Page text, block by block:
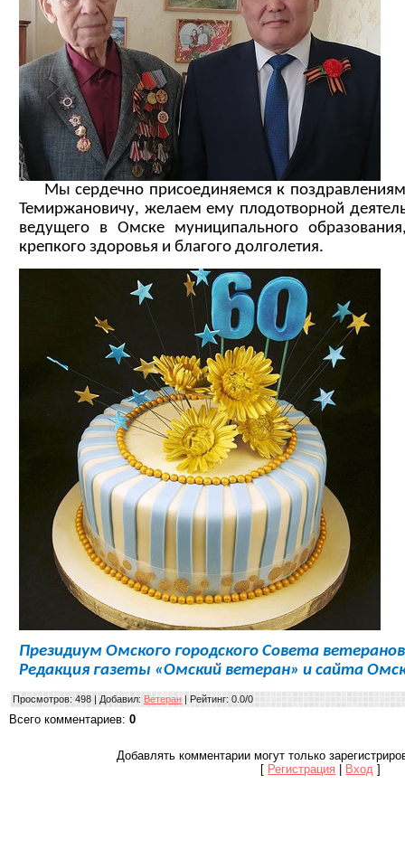
Мы сердечно присоединяемся к
Темиржановичу, желаем ему плодотворной
ведущего в Омске муниципального
крепкого здоровья и благого долголетия.
Президиум Омского городского Совета
Редакция газеты «Омский ветеран» и сайта
Просмотров: 498 | Добавил: Ветеран | Рейтинг: 0.0/0
Всего комментариев: 0
Добавлять комментарии могут только
[ Регистрация Вход ]